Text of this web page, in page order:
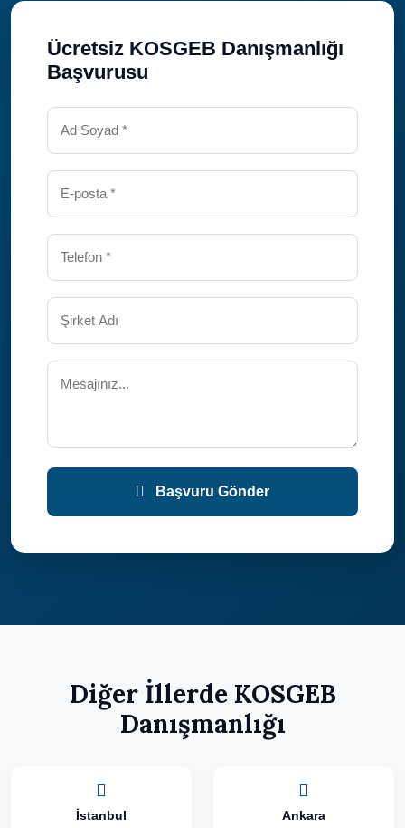
Ücretsiz KOSGEB Danışmanlığı
Başvurusu
Başvuru Gönder
Diğer İllerde KOSGEB
Danışmanlığı
İstanbul Ankara